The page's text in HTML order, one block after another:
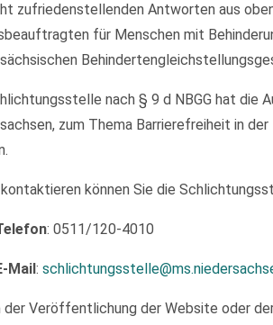
zufriedenstellenden Antworten aus
für Menschen mit
nach § 9 d NBGG hat
zum Thema Barrierefreiheit in
können Sie die
: 0511/120-4010
Mail :
der Veröffentlichung der Website oder